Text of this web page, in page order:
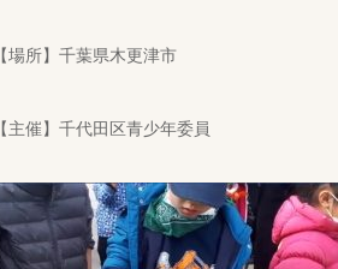
【場所】千葉県木更津市
【主催】千代田区青少年委員